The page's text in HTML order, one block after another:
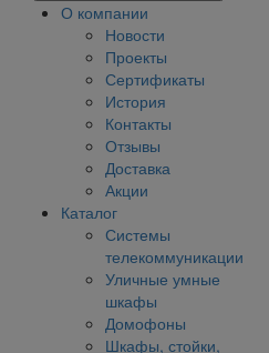
О компании
Новости
Проекты
Сертификаты
История
Контакты
Отзывы
Доставка
Акции
Каталог
Системы
телекоммуникации
Уличные умные
шкафы
Домофоны
Шкафы, стойки,